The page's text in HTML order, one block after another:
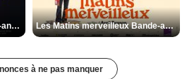
Les Silences de Riyad Bande-annonce VO STFR Les Matins merveilleux Bande-annonce VF
à ne pas manquer